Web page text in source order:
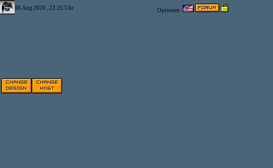
06.Aug.2026 , 23:25 Uhr Optionen: